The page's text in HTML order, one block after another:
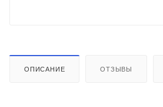
ОПИСАНИЕ ОТЗЫВЫ